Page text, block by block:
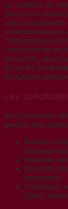
La maîtrise du
suivre jour après
aux
météorologiques
Cette gestion est
croissante de
interactifs,
accueillir la
les futures
Les
Voici plusieurs
gestion des
Nature
stockage
Rotation
Diversité
importants
Prévisions
(fêtes,